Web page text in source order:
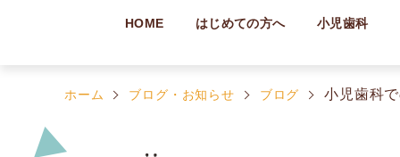
HOME はじめての方へ 小児歯科
ホーム ブログ・お知らせ ブログ 小児歯科